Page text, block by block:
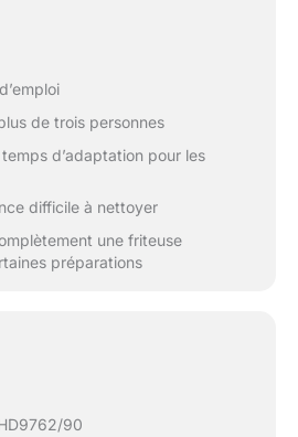
de trois personnes
d’adaptation pour les
difficile à nettoyer
une friteuse
préparations
90